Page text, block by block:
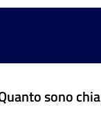
sono